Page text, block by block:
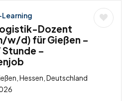
Dozent
w/d) für Gießen –
–
Hessen, Deutschland